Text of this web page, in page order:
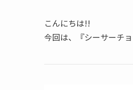
こんにちは!!
今回は、『シーサーチ